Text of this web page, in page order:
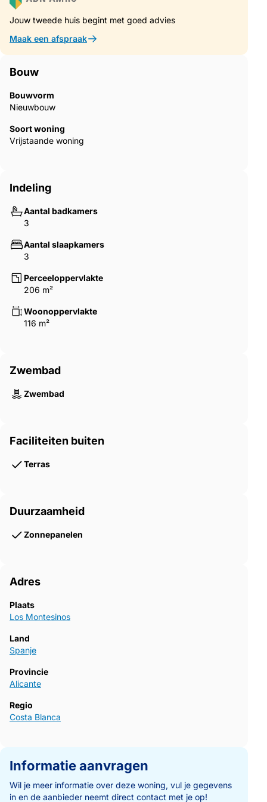
Jouw tweede huis begint met goed advies
Maak een afspraak
Bouw
Bouwvorm
Nieuwbouw
Soort woning
Vrijstaande woning
Indeling
Aantal badkamers
3
Aantal slaapkamers
3
Perceeloppervlakte
206 m²
Woonoppervlakte
116 m²
Zwembad
Zwembad
Faciliteiten buiten
Terras
Duurzaamheid
Zonnepanelen
Adres
Plaats
Los Montesinos
Land
Spanje
Provincie
Alicante
Regio
Costa Blanca
Informatie aanvragen
Wil je meer informatie over deze woning, vul je gegevens
in en de aanbieder neemt direct contact met je op!